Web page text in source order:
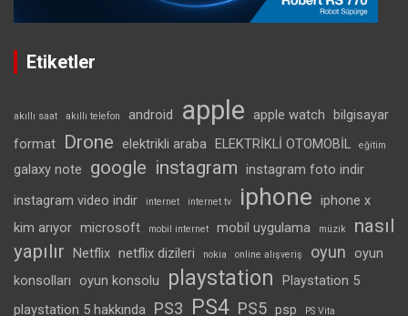
Etiketler
akıllı saat akıllı telefon android apple apple watch bilgisayar
format
Drone elektrikli araba ELEKTRİKLİ OTOMOBİL eğitim
galaxy note google instagram instagram foto indir
instagram video indir
internet internet tv iphone iphone x
kim arıyor microsoft mobil internet mobil uygulama müzik
nasıl
yapılır Netflix netflix dizileri nokia online alışveriş oyun
oyun
konsolları
oyun konsolu playstation
Playstation 5
playstation 5 hakkında PS3 PS4 PS5 psp PS Vita